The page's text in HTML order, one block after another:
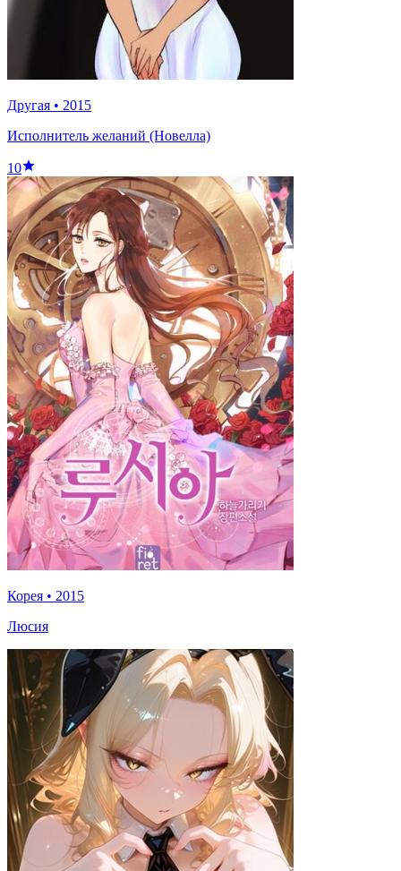
Другая • 2015
Исполнитель желаний (Новелла)
10
Корея • 2015
Люсия